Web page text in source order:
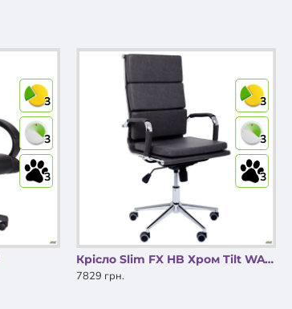
3
3
3
3
3
3
Крiсло Slim FX HB Хром Tilt WAX Black Grey AMF
7829 грн.